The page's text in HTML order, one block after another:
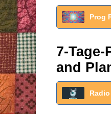
Prog
7-
and